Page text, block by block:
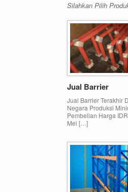
Silahkan Pilih
Jual Barrier
Jual Barrier Terakhir
Negara Produksi
Pembelian Harga
Mei […]